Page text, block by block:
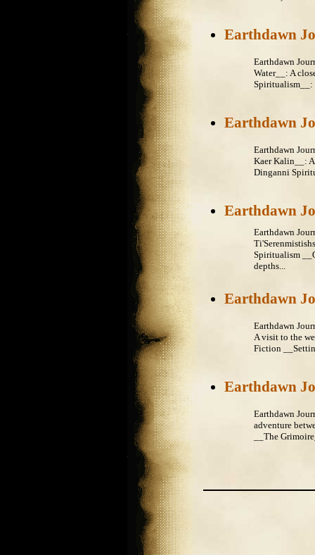
Earthdawn
Earthdawn
Water__: A
Spiritualism__:
Earthdawn
Earthdawn
Kaer Kalin__:
Dinganni
Earthdawn
Earthdawn
Spiritualism
depths...
Earthdawn
Earthdawn
A visit to the
Fiction
Earthdawn
Earthdawn
adventure
__The